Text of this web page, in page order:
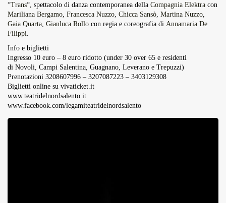
“Trans“, spettacolo di danza contemporanea della Compagnia Elektra con
Mariliana Bergamo, Francesca Nuzzo, Chicca Sansò, Martina Nuzzo,
Gaia Quarta, Gianluca Rollo con regia e coreografia di Annamaria De
Filippi.
Info e biglietti
Ingresso 10 euro – 8 euro ridotto (under 30 over 65 e residenti
di Novoli, Campi Salentina, Guagnano, Leverano e Trepuzzi)
Prenotazioni 3208607996 – 3207087223 – 3403129308
Biglietti online su vivaticket.it
www.teatridelnordsalento.it
www.facebook.com/legamiteatridelnordsalento